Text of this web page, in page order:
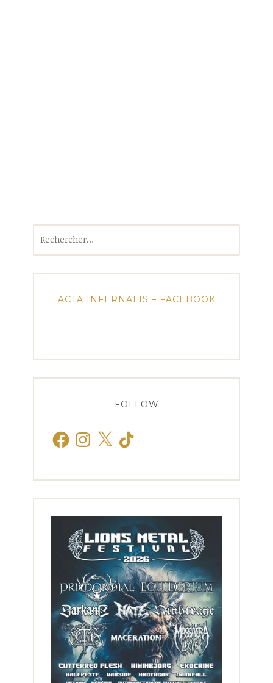
ACTA INFERNALIS – FACEBOOK
FOLLOW
FacebookInstagram
X TikTok